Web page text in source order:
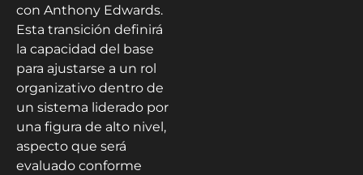
con Anthony Edwards.
Esta transición definirá
la capacidad del base
para ajustarse a un rol
organizativo dentro de
un sistema liderado por
una figura de alto nivel,
aspecto que será
evaluado conforme